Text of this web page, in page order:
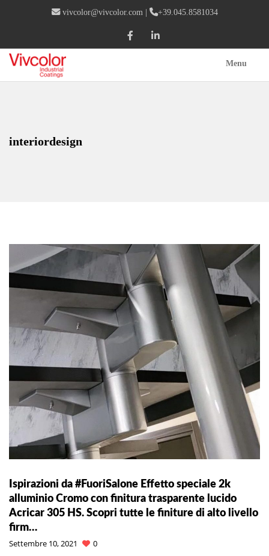
vivcolor@vivcolor.com | +39.045.8581034
Menu
interiordesign
Ispirazioni da #FuoriSalone Effetto speciale 2k
alluminio Cromo con finitura trasparente lucido
Acricar 305 HS. Scopri tutte le finiture di alto livello
firm…
Settembre 10, 2021
0